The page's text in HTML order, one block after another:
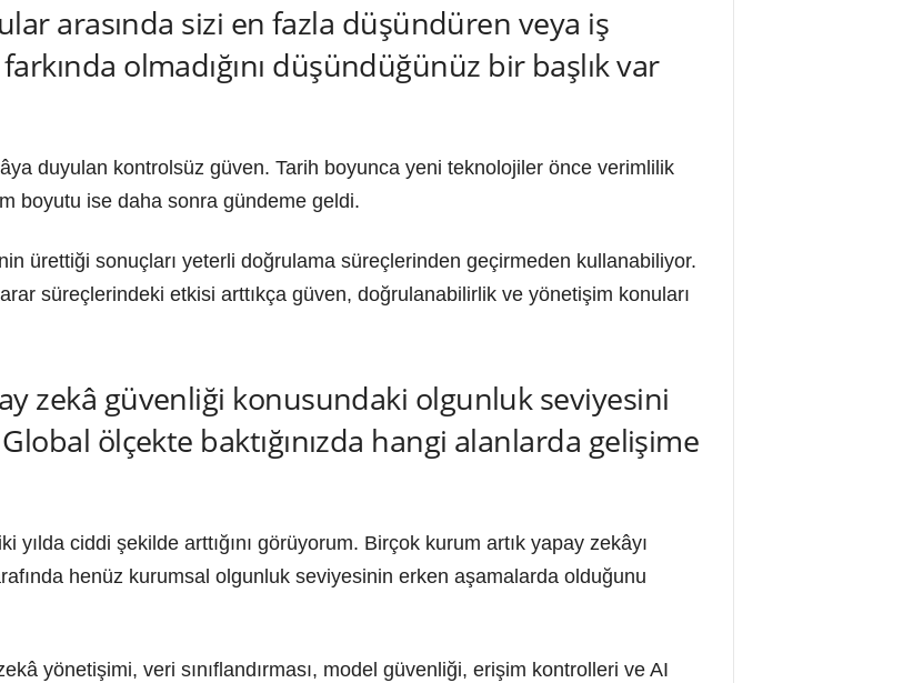
arasında sizi en fazla düşündüren veya iş
olmadığını düşündüğünüz bir başlık var
duyulan kontrolsüz güven. Tarih boyunca yeni teknolojiler önce verimlilik
boyutu ise daha sonra gündeme geldi.
ürettiği sonuçları yeterli doğrulama süreçlerinden geçirmeden kullanabiliyor.
süreçlerindeki etkisi arttıkça güven, doğrulanabilirlik ve yönetişim konuları
zekâ güvenliği konusundaki olgunluk seviyesini
ölçekte baktığınızda hangi alanlarda gelişime
yılda ciddi şekilde arttığını görüyorum. Birçok kurum artık yapay zekâyı
henüz kurumsal olgunluk seviyesinin erken aşamalarda olduğunu
yönetişimi, veri sınıflandırması, model güvenliği, erişim kontrolleri ve AI